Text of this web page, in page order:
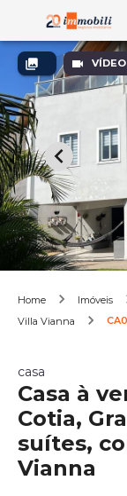
VÍDEO
Home Imóveis
Villa Vianna
casa
Casa à
Cotia,
suítes,
Vianna